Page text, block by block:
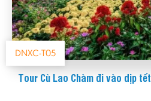
DNXC-T05
Tour Cù Lao Chàm đi vào dịp tết